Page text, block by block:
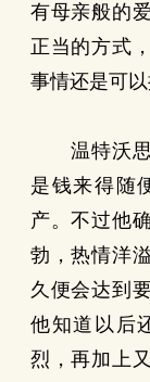
有母亲般的
正当的方式
事情还是可以
温特沃思
是钱来得随
产。不过他
勃，热情洋
久便会达到
他知道以后
烈，再加上